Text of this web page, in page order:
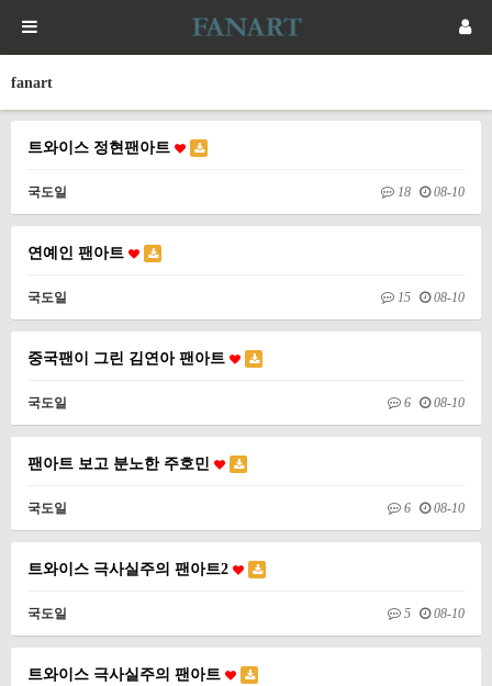
fanart
트와이스 정현팬아트
국도일 18 08-10
연예인 팬아트
국도일 15 08-10
중국팬이 그린 김연아 팬아트
국도일 6 08-10
팬아트 보고 분노한 주호민
국도일 6 08-10
트와이스 극사실주의 팬아트2
국도일 5 08-10
트와이스 극사실주의 팬아트